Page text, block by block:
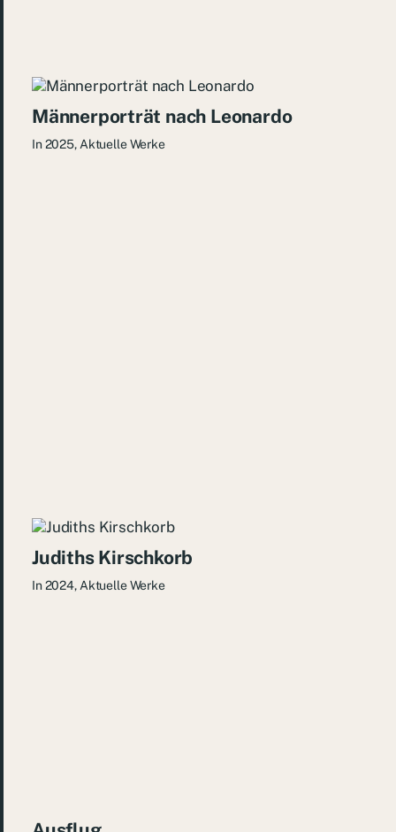
Männerporträt nach Leonardo
In2025, Aktuelle Werke
Judiths Kirschkorb
In2024, Aktuelle Werke